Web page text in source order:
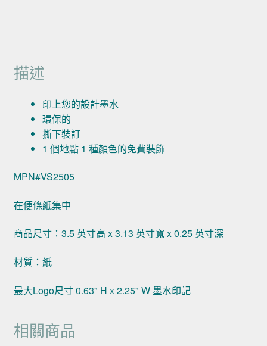
描述
印上您的設計墨水
環保的
撕下裝訂
1 個地點 1 種顏色的免費裝飾
MPN#VS2505
在便條紙集中
商品尺寸：3.5 英寸高 x 3.13 英寸寬 x 0.25 英寸深
材質：紙
最大Logo尺寸 0.63" H x 2.25" W 墨水印記
相關商品